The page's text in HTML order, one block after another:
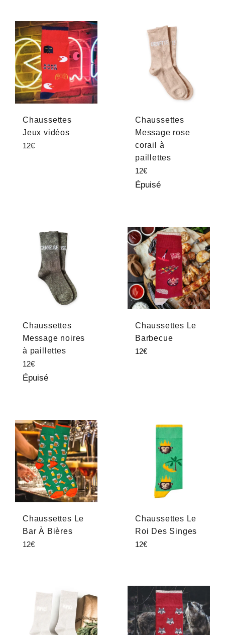
Chaussettes
Jeux vidéos
Prix
12€
Chaussettes
Message rose
corail à
paillettes
Prix
régulier
12€
Épuisé
Chaussettes
Message noires
à paillettes
Prix
régulier
12€
Épuisé
Chaussettes Le
Barbecue
Prix
12€
Chaussettes Le
Bar À Bières
Prix
12€
Chaussettes Le
Roi Des Singes
Prix
12€